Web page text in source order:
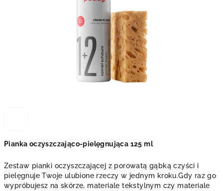
Pianka oczyszczająco-pielęgnująca 125 ml
Zestaw pianki oczyszczającej z porowatą gąbką czyści i
pielęgnuje Twoje ulubione rzeczy w jednym kroku.Gdy raz go
wypróbujesz na skórze, materiale tekstylnym czy materiale